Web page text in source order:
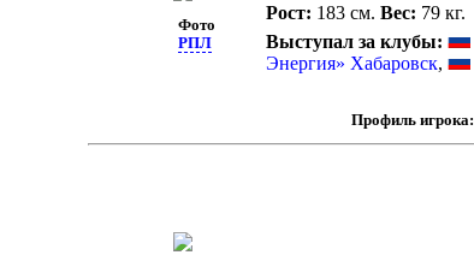
Фото
РПЛ
Рост: 183 см.Вес: 79 кг.
Выступал за клубы:
Энергия» Хабаровск,
Профиль игрока: